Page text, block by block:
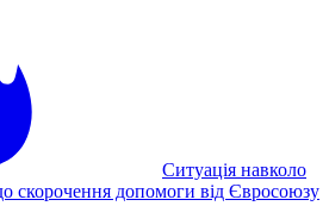
Ситуація навколо
допомоги від Євросоюзу